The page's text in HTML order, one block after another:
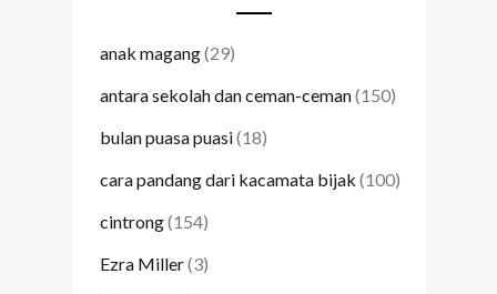
anak magang(29)
antara sekolah dan ceman-ceman(150)
bulan puasa puasi(18)
cara pandang dari kacamata bijak (100)
cintrong(154)
Ezra Miller(3)